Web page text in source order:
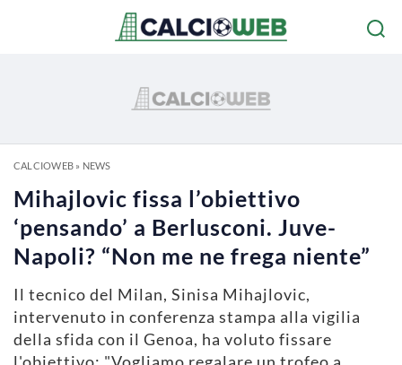
CALCIOWEB» NEWS
Mihajlovic fissa l’obiettivo
‘pensando’ a Berlusconi. Juve-
Napoli? “Non me ne frega niente”
Il tecnico del Milan, Sinisa Mihajlovic,
intervenuto in conferenza stampa alla vigilia
della sfida con il Genoa, ha voluto fissare